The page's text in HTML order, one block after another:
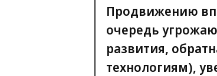
Продвижению
очередь
развития,
технологиям),